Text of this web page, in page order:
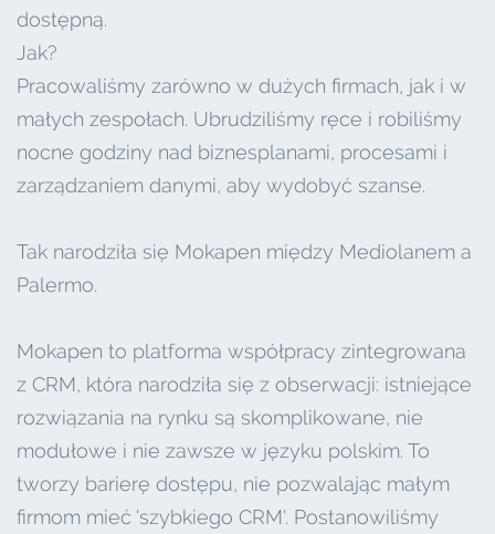
dostępną.
Jak?
Pracowaliśmy zarówno w dużych firmach, jak i w
małych zespołach. Ubrudziliśmy ręce i robiliśmy
nocne godziny nad biznesplanami, procesami i
zarządzaniem danymi, aby wydobyć szanse.
Tak narodziła się Mokapen między Mediolanem a
Palermo.
Mokapen to platforma współpracy zintegrowana
z CRM, która narodziła się z obserwacji: istniejące
rozwiązania na rynku są skomplikowane, nie
modułowe i nie zawsze w języku polskim. To
tworzy barierę dostępu, nie pozwalając małym
firmom mieć 'szybkiego CRM'. Postanowiliśmy